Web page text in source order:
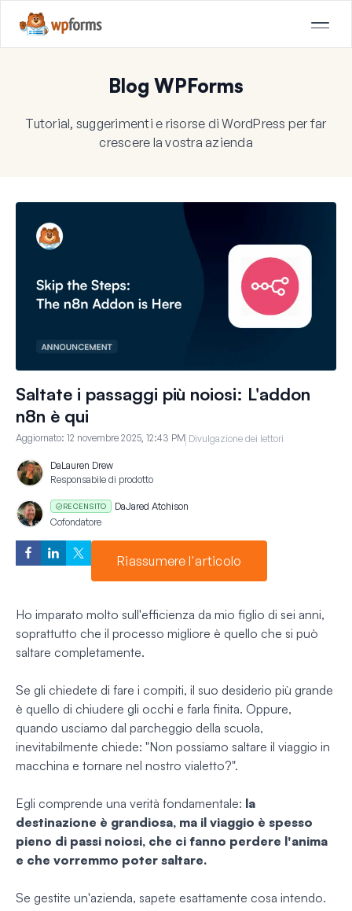
Blog WPForms
Tutorial, suggerimenti e risorse di WordPress per far
crescere la vostra azienda
Saltate i passaggi più noiosi: L'addon
n8n è qui
Aggiornato: 12 novembre 2025, 12:43 PM Divulgazione dei lettori
DaLauren Drew
Responsabile di prodotto
RECENSITO DaJared Atchison
Cofondatore
Riassumere l'articolo
Ho imparato molto sull'efficienza da mio figlio di sei anni,
soprattutto che il processo migliore è quello che si può
saltare completamente.
Se gli chiedete di fare i compiti, il suo desiderio più grande
è quello di chiudere gli occhi e farla finita. Oppure,
quando usciamo dal parcheggio della scuola,
inevitabilmente chiede: "Non possiamo saltare il viaggio in
macchina e tornare nel nostro vialetto?".
Egli comprende una verità fondamentale: la
destinazione è grandiosa, ma il viaggio è spesso
pieno di passi noiosi, che ci fanno perdere l'anima
e che vorremmo poter saltare.
Se gestite un'azienda, sapete esattamente cosa intendo.